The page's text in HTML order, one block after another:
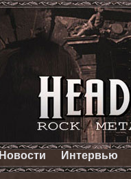
Новости Интервью